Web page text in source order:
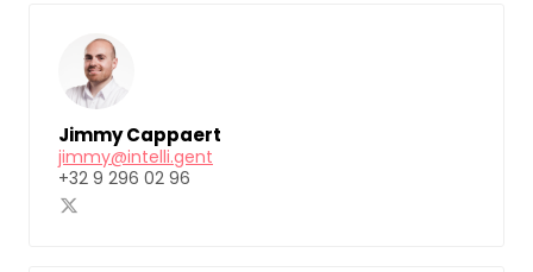
Jimmy Cappaert
jimmy@intelli.gent
+32 9 296 02 96